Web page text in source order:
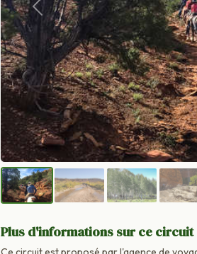
Précédent
Plus d'informations sur ce circuit